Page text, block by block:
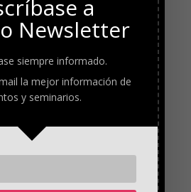
a
Newsletter
siempre informado.
la mejor información de
y seminarios.